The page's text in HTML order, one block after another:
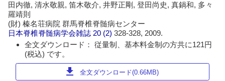
田内徹, 清水敬親, 笛木敬介, 井野正剛, 登田尚史, 真鍋和, 多々
羅靖則
(財) 榛名荘病院 群馬脊椎脊髄病センター
日本脊椎脊髄病学会雑誌 20 (2)328-328, 2009.
全文ダウンロード： 従量制、基本料金制の方共に121円
(税込) です。
download 全文ダウンロード(0.66MB)